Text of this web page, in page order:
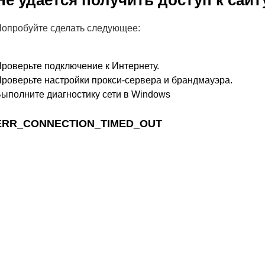
сделать следующее:
подключение к Интернету.
настройки прокси-сервера и брандмауэра.
диагностику сети в Windows